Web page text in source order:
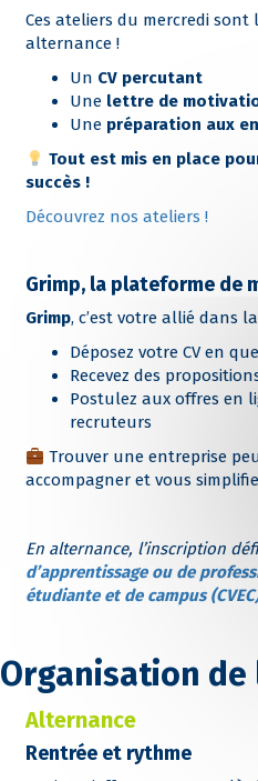
Ces ateliers du mercredi
alternance !
Un CV percutant
Une lettre de
Une préparation aux
Tout est mis en place
succès !
Découvrez nos ateliers !
Grimp, la plateforme de
Grimp, c’est votre allié dans
Déposez votre CV en
Recevez des
Postulez aux offres en
recruteurs
Trouver une entreprise
accompagner et vous
En alternance, l’inscription
d’apprentissage ou de
étudiante et de campus
Organisation
Alternance
Rentrée et rythme